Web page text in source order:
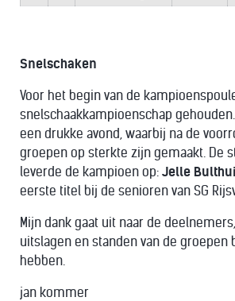
Snelschaken
Voor het begin van de
snelschaakkampioenschap
een drukke avond, waarbij na de
groepen op sterkte zijn gemaakt. De
leverde de kampioen op: Jelle
eerste titel bij de senioren van SG
Mijn dank gaat uit naar de
uitslagen en standen van de groepen
hebben.
jan kommer